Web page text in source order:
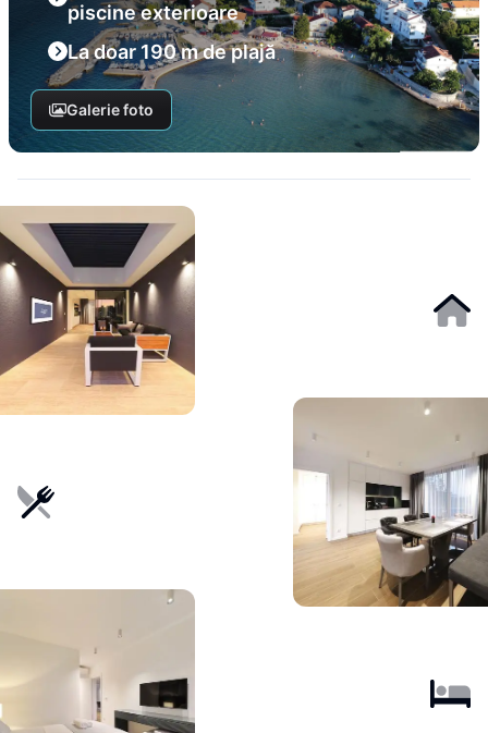
piscine exterioare
La doar 190 m de plajă
Galerie foto